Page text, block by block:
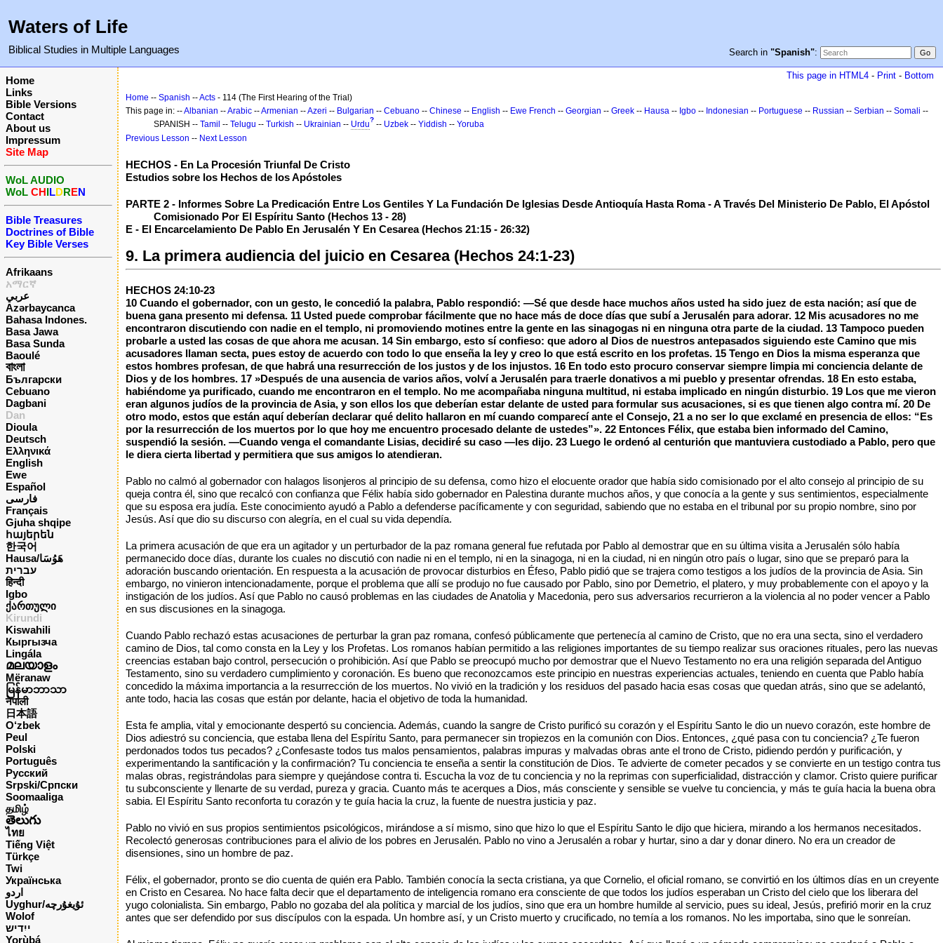
Waters of Life
Biblical Studies in Multiple Languages Search in "Spanish":
Home
Links
Bible Versions
Contact
About us
Impressum
Site Map
WoL AUDIO
WoL CHILDREN
Bible Treasures
Doctrines of Bible
Key Bible Verses
Afrikaans
አማርኛ
عربي
Azərbaycanca
Bahasa Indones.
Basa Jawa
Basa Sunda
Baoulé
বাংলা
Български
Cebuano
Dagbani
Dan
Dioula
Deutsch
Ελληνικά
English
Ewe
Español
فارسی
Français
Gjuha shqipe
հայերեն
한국어
Hausa/هَوُسَا
עברית
हिन्दी
Igbo
ქართული
Kirundi
Kiswahili
Кыргызча
Lingála
മലയാളം
Mëranaw
မြန်မာဘာသာ
नेपाली
日本語
O‘zbek
Peul
Polski
Português
Русский
Srpski/Српски
Soomaaliga
தமிழ்
తెలుగు
ไทย
Tiếng Việt
Türkçe
Twi
Українська
اردو
Uyghur/ئۇيغۇرچه
Wolof
ייִדיש
Yorùbá
This page in HTML4 - Print - Bottom
Home -- Spanish --Acts - 114 (The First Hearing of the Trial)
This page in: --Albanian --Arabic --Armenian --Azeri -- Bulgarian -- Cebuano -- Chinese -- English -- Ewe French -- Georgian -- Greek -- Hausa -- Igbo -- Indonesian -- Portuguese -- Russian -- Serbian -- Somali --
SPANISH -- Tamil -- Telugu -- Turkish -- Ukrainian -- Urdu? -- Uzbek -- Yiddish -- Yoruba
Previous Lesson -- Next Lesson
HECHOS - En La Procesión Triunfal De Cristo
Estudios sobre los Hechos de los Apóstoles
PARTE 2 - Informes Sobre La Predicación Entre Los Gentiles Y La Fundación De Iglesias Desde Antioquía Hasta Roma - A Través Del Ministerio De Pablo, El Apóstol
Comisionado Por El Espíritu Santo (Hechos 13 - 28)
E - El Encarcelamiento De Pablo En Jerusalén Y En Cesarea (Hechos 21:15 - 26:32)
9. La primera audiencia del juicio en Cesarea (Hechos 24:1-23)
HECHOS 24:10-23
10 Cuando el gobernador, con un gesto, le concedió la palabra, Pablo respondió: —Sé que desde hace muchos años usted ha sido juez de esta nación; así que de
buena gana presento mi defensa. 11 Usted puede comprobar fácilmente que no hace más de doce días que subí a Jerusalén para adorar. 12 Mis acusadores no me
encontraron discutiendo con nadie en el templo, ni promoviendo motines entre la gente en las sinagogas ni en ninguna otra parte de la ciudad. 13 Tampoco pueden
probarle a usted las cosas de que ahora me acusan. 14 Sin embargo, esto sí confieso: que adoro al Dios de nuestros antepasados siguiendo este Camino que mis
acusadores llaman secta, pues estoy de acuerdo con todo lo que enseña la ley y creo lo que está escrito en los profetas. 15 Tengo en Dios la misma esperanza que
estos hombres profesan, de que habrá una resurrección de los justos y de los injustos. 16 En todo esto procuro conservar siempre limpia mi conciencia delante de
Dios y de los hombres. 17 »Después de una ausencia de varios años, volví a Jerusalén para traerle donativos a mi pueblo y presentar ofrendas. 18 En esto estaba,
habiéndome ya purificado, cuando me encontraron en el templo. No me acompañaba ninguna multitud, ni estaba implicado en ningún disturbio. 19 Los que me vieron
eran algunos judíos de la provincia de Asia, y son ellos los que deberían estar delante de usted para formular sus acusaciones, si es que tienen algo contra mí. 20 De
otro modo, estos que están aquí deberían declarar qué delito hallaron en mí cuando comparecí ante el Consejo, 21 a no ser lo que exclamé en presencia de ellos: “Es
por la resurrección de los muertos por lo que hoy me encuentro procesado delante de ustedes”». 22 Entonces Félix, que estaba bien informado del Camino,
suspendió la sesión. —Cuando venga el comandante Lisias, decidiré su caso —les dijo. 23 Luego le ordenó al centurión que mantuviera custodiado a Pablo, pero que
le diera cierta libertad y permitiera que sus amigos lo atendieran.
Pablo no calmó al gobernador con halagos lisonjeros al principio de su defensa, como hizo el elocuente orador que había sido comisionado por el alto consejo al principio de su
queja contra él, sino que recalcó con confianza que Félix había sido gobernador en Palestina durante muchos años, y que conocía a la gente y sus sentimientos, especialmente
que su esposa era judía. Este conocimiento ayudó a Pablo a defenderse pacíficamente y con seguridad, sabiendo que no estaba en el tribunal por su propio nombre, sino por
Jesús. Así que dio su discurso con alegría, en el cual su vida dependía.
La primera acusación de que era un agitador y un perturbador de la paz romana general fue refutada por Pablo al demostrar que en su última visita a Jerusalén sólo había
permanecido doce días, durante los cuales no discutió con nadie ni en el templo, ni en la sinagoga, ni en la ciudad, ni en ningún otro país o lugar, sino que se preparó para la
adoración buscando orientación. En respuesta a la acusación de provocar disturbios en Éfeso, Pablo pidió que se trajera como testigos a los judíos de la provincia de Asia. Sin
embargo, no vinieron intencionadamente, porque el problema que allí se produjo no fue causado por Pablo, sino por Demetrio, el platero, y muy probablemente con el apoyo y la
instigación de los judíos. Así que Pablo no causó problemas en las ciudades de Anatolia y Macedonia, pero sus adversarios recurrieron a la violencia al no poder vencer a Pablo
en sus discusiones en la sinagoga.
Cuando Pablo rechazó estas acusaciones de perturbar la gran paz romana, confesó públicamente que pertenecía al camino de Cristo, que no era una secta, sino el verdadero
camino de Dios, tal como consta en la Ley y los Profetas. Los romanos habían permitido a las religiones importantes de su tiempo realizar sus oraciones rituales, pero las nuevas
creencias estaban bajo control, persecución o prohibición. Así que Pablo se preocupó mucho por demostrar que el Nuevo Testamento no era una religión separada del Antiguo
Testamento, sino su verdadero cumplimiento y coronación. Es bueno que reconozcamos este principio en nuestras experiencias actuales, teniendo en cuenta que Pablo había
concedido la máxima importancia a la resurrección de los muertos. No vivió en la tradición y los residuos del pasado hacia esas cosas que quedan atrás, sino que se adelantó,
ante todo, hacia las cosas que están por delante, hacia el objetivo de toda la humanidad.
Esta fe amplia, vital y emocionante despertó su conciencia. Además, cuando la sangre de Cristo purificó su corazón y el Espíritu Santo le dio un nuevo corazón, este hombre de
Dios adiestró su conciencia, que estaba llena del Espíritu Santo, para permanecer sin tropiezos en la comunión con Dios. Entonces, ¿qué pasa con tu conciencia? ¿Te fueron
perdonados todos tus pecados? ¿Confesaste todos tus malos pensamientos, palabras impuras y malvadas obras ante el trono de Cristo, pidiendo perdón y purificación, y
experimentando la santificación y la confirmación? Tu conciencia te enseña a sentir la constitución de Dios. Te advierte de cometer pecados y se convierte en un testigo contra tus
malas obras, registrándolas para siempre y quejándose contra ti. Escucha la voz de tu conciencia y no la reprimas con superficialidad, distracción y clamor. Cristo quiere purificar
tu subconsciente y llenarte de su verdad, pureza y gracia. Cuanto más te acerques a Dios, más consciente y sensible se vuelve tu conciencia, y más te guía hacia la buena obra
sabia. El Espíritu Santo reconforta tu corazón y te guía hacia la cruz, la fuente de nuestra justicia y paz.
Pablo no vivió en sus propios sentimientos psicológicos, mirándose a sí mismo, sino que hizo lo que el Espíritu Santo le dijo que hiciera, mirando a los hermanos necesitados.
Recolectó generosas contribuciones para el alivio de los pobres en Jerusalén. Pablo no vino a Jerusalén a robar y hurtar, sino a dar y donar dinero. No era un creador de
disensiones, sino un hombre de paz.
Félix, el gobernador, pronto se dio cuenta de quién era Pablo. También conocía la secta cristiana, ya que Cornelio, el oficial romano, se convirtió en los últimos días en un creyente
en Cristo en Cesarea. No hace falta decir que el departamento de inteligencia romano era consciente de que todos los judíos esperaban un Cristo del cielo que los liberara del
yugo colonialista. Sin embargo, Pablo no gozaba del ala política y marcial de los judíos, sino que era un hombre humilde al servicio, pues su ideal, Jesús, prefirió morir en la cruz
antes que ser defendido por sus discípulos con la espada. Un hombre así, y un Cristo muerto y crucificado, no temía a los romanos. No les importaba, sino que le sonreían.